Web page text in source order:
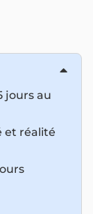
jours au
et réalité